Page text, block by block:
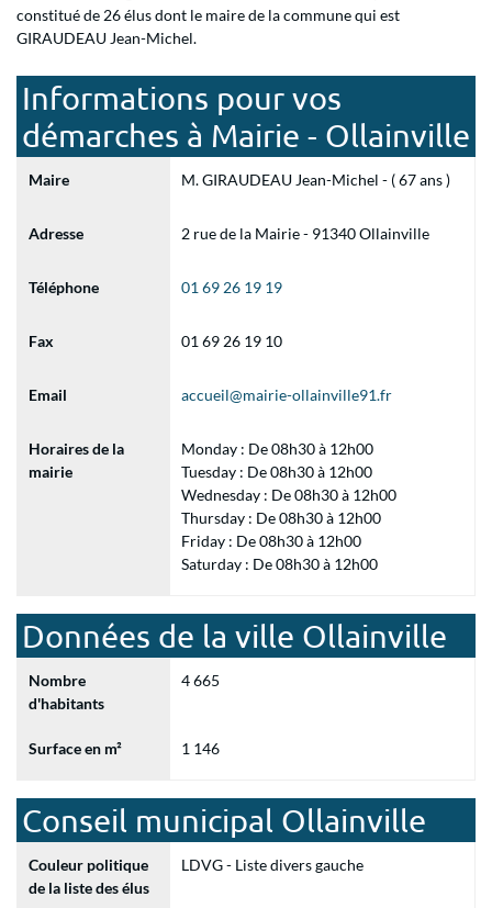
constitué de 26 élus dont le maire de la commune qui est
GIRAUDEAU Jean-Michel.
Informations pour vos
démarches à Mairie - Ollainville
Maire M. GIRAUDEAU Jean-Michel - ( 67 ans )
Adresse 2 rue de la Mairie - 91340 Ollainville
Téléphone 01 69 26 19 19
Fax 01 69 26 19 10
Email accueil@mairie-ollainville91.fr
Horaires de la
mairie
Monday : De 08h30 à 12h00
Tuesday : De 08h30 à 12h00
Wednesday : De 08h30 à 12h00
Thursday : De 08h30 à 12h00
Friday : De 08h30 à 12h00
Saturday : De 08h30 à 12h00
Données de la ville Ollainville
Nombre
d'habitants
4 665
Surface en m² 1 146
Conseil municipal Ollainville
Couleur politique
de la liste des élus
LDVG - Liste divers gauche